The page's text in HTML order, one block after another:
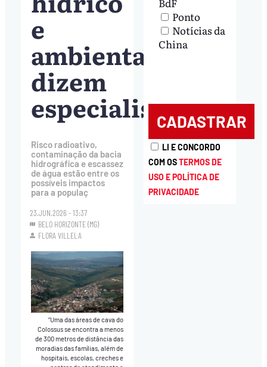
e
ambiental,
dizem
especialistas
Risco radioativo,
contaminação da bacia
hidrográfica e escassez
de água estão entre os
possíveis impactos
para a populaç
23.JUN.2026 - 13:37
BELO HORIZONTE (MG)
FLORA VILLELA
“Uma das áreas de cava do
Colossus se encontra a menos
de 300 metros de distância das
moradias das famílias, além de
hospitais, escolas, creches e
Ponto
Notícias da
China
LI E CONCORDO
COM OSTERMOS DE
USO E POLÍTICA DE
PRIVACIDADE